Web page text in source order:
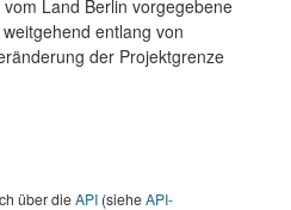
Land Berlin vorgegebene
entlang von
der Projektgrenze
über dieAPI (sieheAPI-